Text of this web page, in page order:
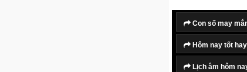
Con số may
Hôm nay tốt
Lịch âm hôm